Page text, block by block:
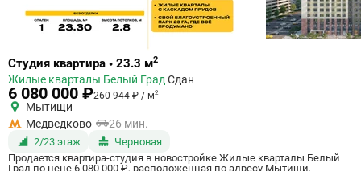
Ссылка
квартиру
Студия квартира • 23.3 м2
Жилые кварталы Белый Град Сдан
6 080 000 ₽260 944 ₽ / м2
Мытищи
Медведково
26 мин.
2/23 этаж
Черновая
Продается квартира-студия в новостройке Жилые кварталы Белый
Град по цене 6 080 000 ₽, расположенная по адресу Мытищи,